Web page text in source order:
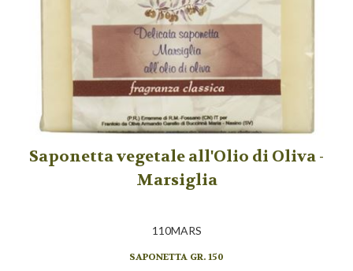
Saponetta vegetale all'Olio di Oliva -
Marsiglia
110MARS
SAPONETTA GR. 150